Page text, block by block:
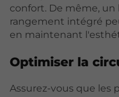
confort. De même,
rangement intégré
en maintenant
Optimiser la
Assurez-vous que les